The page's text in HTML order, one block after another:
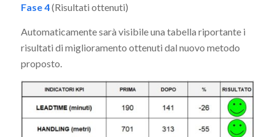
Fase 4(Risultati ottenuti)
Automaticamente sarà visibile una tabella riportante i
risultati di miglioramento ottenuti dal nuovo metodo
proposto.